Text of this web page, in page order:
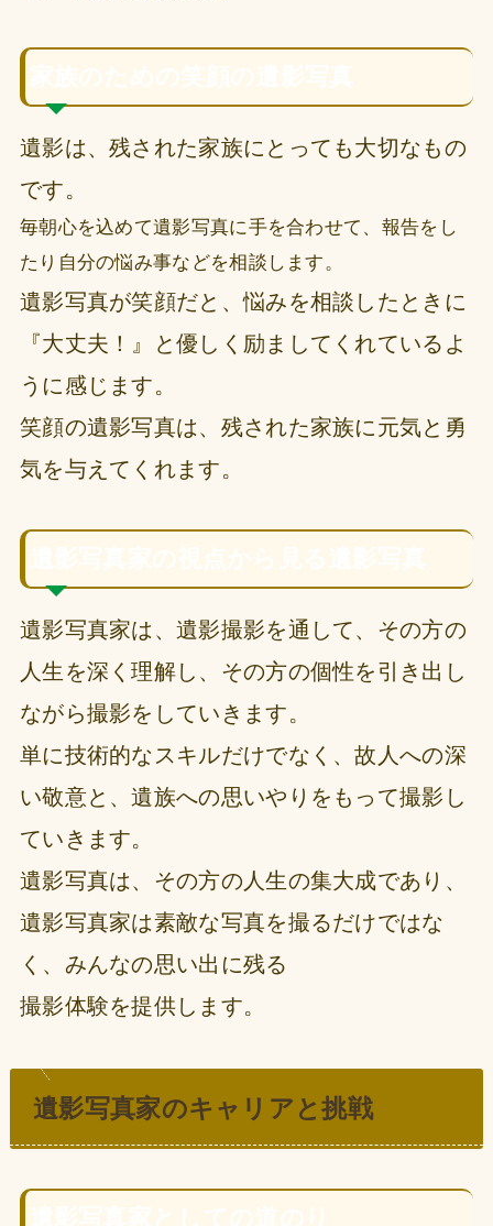
遺影は、残された家族にとっても大切なもの
です。
毎朝心を込めて遺影写真に手を合わせて、報告をし
たり自分の悩み事などを相談します。
遺影写真が笑顔だと、悩みを相談したときに
『大丈夫！』と優しく励ましてくれているよ
うに感じます。
笑顔の遺影写真は、残された家族に元気と勇
気を与えてくれます。
遺影写真家は、遺影撮影を通して、その方の
人生を深く理解し、その方の個性を引き出し
ながら撮影をしていきます。
単に技術的なスキルだけでなく、故人への深
い敬意と、遺族への思いやりをもって撮影し
ていきます。
遺影写真は、その方の人生の集大成であり、
遺影写真家は素敵な写真を撮るだけではな
く、みんなの思い出に残る
撮影体験を提供します。
遺影写真家のキャリアと挑戦